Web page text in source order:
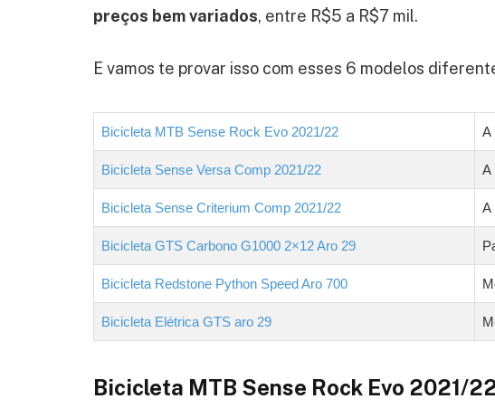
preços bem variados, entre R$5 a R$7 mil.
E vamos te provar isso com esses 6 modelos
Bicicleta MTB Sense Rock Evo 2021/22 A
Bicicleta Sense Versa Comp 2021/22 A
Bicicleta Sense Criterium Comp 2021/22 A
Bicicleta GTS Carbono G1000 2×12 Aro 29
Bicicleta Redstone Python Speed Aro 700
Bicicleta Elétrica GTS aro 29
Bicicleta MTB Sense Rock Evo 2021/